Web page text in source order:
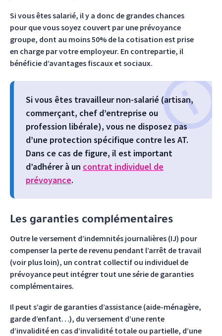
Si vous êtes salarié, il y a donc de grandes chances
pour que vous soyez couvert par une prévoyance
groupe, dont au moins 50% de la cotisation est prise
en charge par votre employeur. En contrepartie, il
bénéficie d’avantages fiscaux et sociaux.
Si vous êtes travailleur non-salarié (artisan,
commerçant, chef d’entreprise ou
profession libérale), vous ne disposez pas
d’une protection spécifique contre les AT.
Dans ce cas de figure, il est important
d’adhérer à un contrat individuel de
prévoyance.
Les garanties complémentaires
Outre le versement d’indemnités journalières (IJ) pour
compenser la perte de revenu pendant l’arrêt de travail
(voir plus loin), un contrat collectif ou individuel de
prévoyance peut intégrer tout une série de garanties
complémentaires.
Il peut s’agir de garanties d’assistance (aide-ménagère,
garde d’enfant…), du versement d’une rente
d’invalidité en cas d’invalidité totale ou partielle, d’une